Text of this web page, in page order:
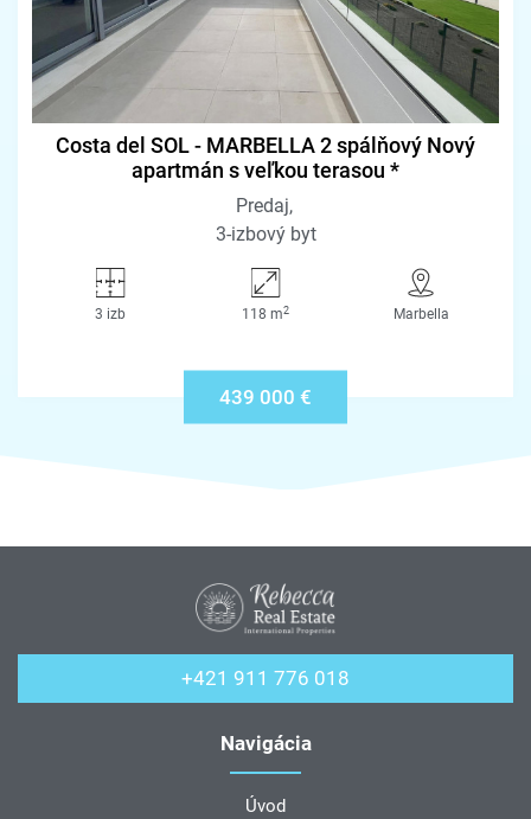
Costa del SOL - MARBELLA 2 spálňový Nový
apartmán s veľkou terasou *
Predaj
3-izbový byt
3 izb 118 m2 Marbella
439 000 €
+421 911 776 018
Navigácia
Úvod